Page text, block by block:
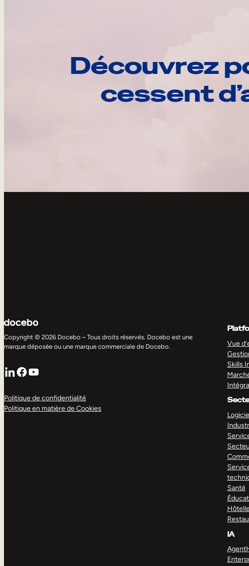
Découvrez
cessent
Copyright © 2026 Docebo – Tous droits réservés. Docebo est une
marque déposée ou une marque commerciale de Docebo.
LinkedIn
Facebook
YouTube
Politique de confidentialité
Politique en matière de Cookies
Vue
Skills
Santé
IA